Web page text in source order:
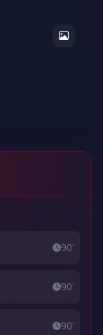
90'
90'
90'